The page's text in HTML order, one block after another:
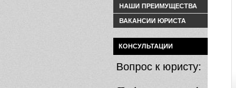
НАШИ ПРЕИМУЩЕСТВА
ВАКАНСИИ ЮРИСТА
КОНСУЛЬТАЦИИ
Вопрос к юристу: